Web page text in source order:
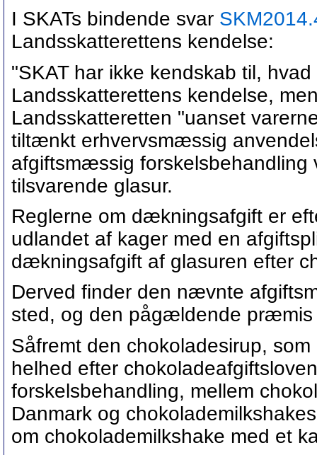
I SKATs bindende svar
Landsskatterettens kendelse:
"SKAT har ikke kendskab til,
Landsskatterettens kendelse,
Landsskatteretten "uanset
tiltænkt erhvervsmæssig
afgiftsmæssig forskelsbehandling
tilsvarende glasur.
Reglerne om dækningsafgift er
udlandet af kager med en
dækningsafgift af glasuren efter
Derved finder den nævnte
sted, og den pågældende
Såfremt den chokoladesirup,
helhed efter
forskelsbehandling, mellem
Danmark og
om chokolademilkshake med et